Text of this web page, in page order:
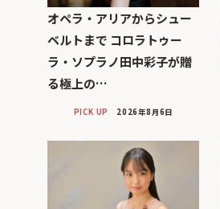
オペラ・アリアからシュー
ベルトまで コロラトゥー
ラ・ソプラノ田中彩子が贈
る極上の…
PICK UP 2026年8月6日